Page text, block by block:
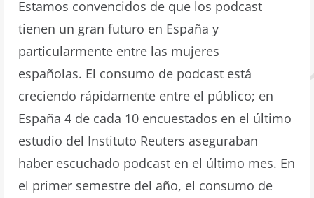
Estamos convencidos de que los podcast
tienen un gran futuro en España y
particularmente entre las mujeres
españolas. El consumo de podcast está
creciendo rápidamente entre el público; en
España 4 de cada 10 encuestados en el último
estudio del Instituto Reuters aseguraban
haber escuchado podcast en el último mes. En
el primer semestre del año, el consumo de